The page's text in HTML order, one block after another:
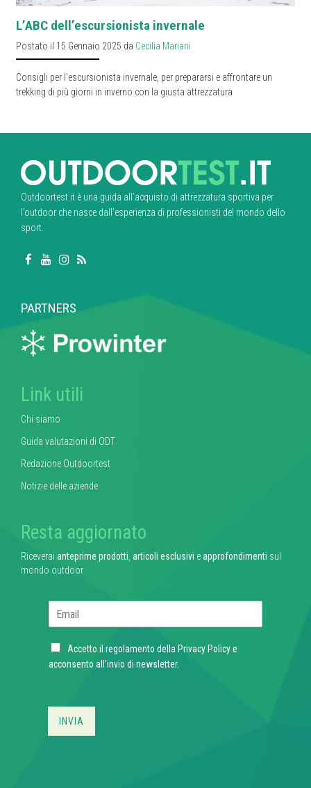
L’ABC dell’escursionista invernale
Postato il 15 Gennaio 2025 da Cecilia Mariani
Consigli per l’escursionista invernale, per prepararsi e affrontare un
trekking di più giorni in inverno con la giusta attrezzatura
Outdoortest.it è una guida all’acquisto di attrezzatura sportiva per
l’outdoor che nasce dall’esperienza di professionisti del mondo dello
sport.
PARTNERS
Link utili
Chi siamo
Guida valutazioni di ODT
Redazione Outdoortest
Notizie delle aziende
Resta aggiornato
Riceverai anteprime prodotti, articoli esclusivi eapprofondimenti sul
mondo outdoor
l
C
h
Accetto il regolamento della Privacy Policye
acconsento all'invio di newsletter.
INVIA